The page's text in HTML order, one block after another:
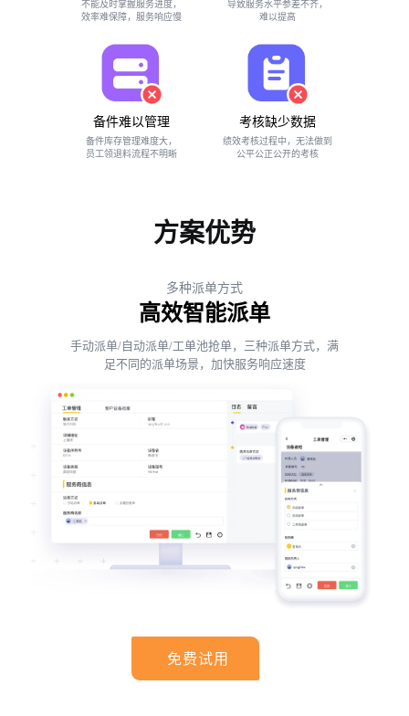
不能及时掌握服务进度，
效率难保障，服务响应慢
导致服务水平参差不齐，
难以提高
备件难以管理
备件库存管理难度大，
员工领退料流程不明晰
考核缺少数据
绩效考核过程中，无法做到
公平公正公开的考核
方案优势
多种派单方式
高效智能派单
手动派单/自动派单/工单池抢单，三种派单方式，满
足不同的派单场景，加快服务响应速度
免费试用